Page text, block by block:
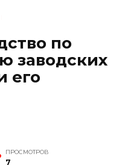
по
заводских
его
ПРОСМОТРОВ
7